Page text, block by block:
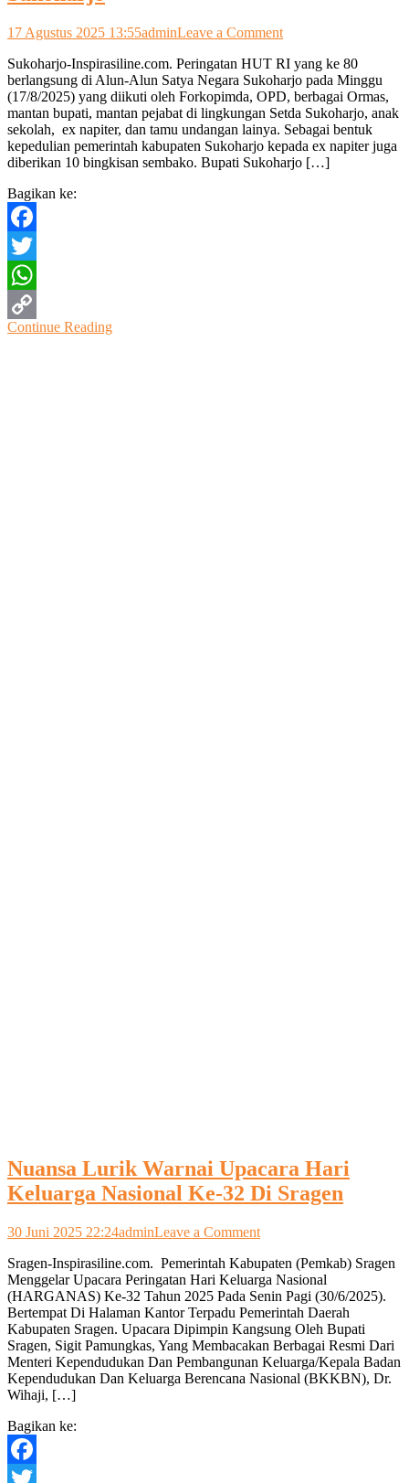
17 Agustus 2025 13:55adminLeave a Commenton
1000
Bendera
Warnai
Upacara
Detik-
Detik
Proklamasi
Sukoharjo-Inspirasiline.com. Peringatan HUT RI yang ke 80
berlangsung di Alun-Alun Satya Negara Sukoharjo pada Minggu
(17/8/2025) yang diikuti oleh Forkopimda, OPD, berbagai Ormas,
mantan bupati, mantan pejabat di lingkungan Setda Sukoharjo, anak
sekolah, ex napiter, dan tamu undangan lainya. Sebagai bentuk
kepedulian pemerintah kabupaten Sukoharjo kepada ex napiter juga
diberikan 10 bingkisan sembako. Bupati Sukoharjo […]
Bagikan ke:
Facebook
Twitter
WhatsApp
Copy
Continue Reading
Nuansa Lurik Warnai Upacara Hari
Keluarga Nasional Ke-32 Di Sragen
30 Juni 2025 22:24adminLeave a Commenton
Lurik
Warnai
Upacara
Hari
Keluarga
Nasional
Ke-
32
Sragen-Inspirasiline.com. Pemerintah Kabupaten (Pemkab) Sragen
Menggelar Upacara Peringatan Hari Keluarga Nasional
(HARGANAS) Ke-32 Tahun 2025 Pada Senin Pagi (30/6/2025).
Bertempat Di Halaman Kantor Terpadu Pemerintah Daerah
Kabupaten Sragen. Upacara Dipimpin Kangsung Oleh Bupati
Sragen, Sigit Pamungkas, Yang Membacakan Berbagai Resmi Dari
Menteri Kependudukan Dan Pembangunan Keluarga/Kepala Badan
Kependudukan Dan Keluarga Berencana Nasional (BKKBN), Dr.
Wihaji, […]
Bagikan ke:
Facebook